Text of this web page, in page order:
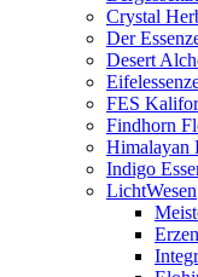
Crystal
Der
Desert
FES
Findhorn
Himalayan
Indigo
LichtWesen